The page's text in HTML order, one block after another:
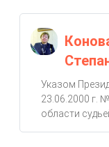
Указом
23.06.2000 г.
области